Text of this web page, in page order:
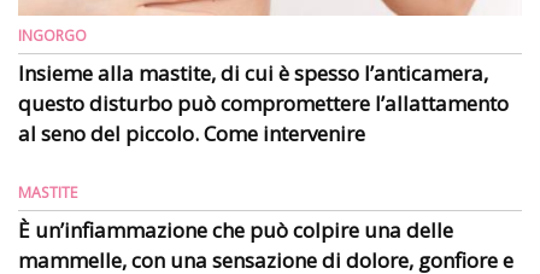
INGORGO
Insieme alla mastite, di cui è spesso l’anticamera,
questo disturbo può compromettere l’allattamento
al seno del piccolo. Come intervenire
MASTITE
È un’infiammazione che può colpire una delle
mammelle, con una sensazione di dolore, gonfiore e